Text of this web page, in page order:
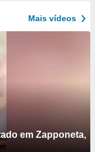
Mais vídeos
em Zapponeta,